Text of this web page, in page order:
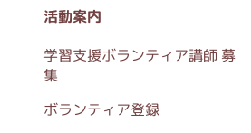
活動案内
学習支援ボランティア講師 募
集
ボランティア登録